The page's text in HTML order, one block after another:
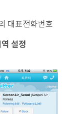
대표전화번호
설정